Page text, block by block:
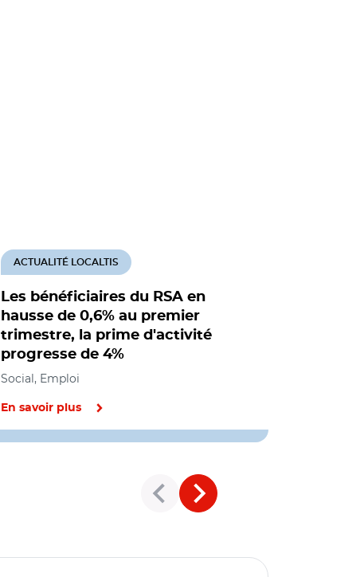
Les bénéficiaires du RSA en
hausse de 0,6% au premier
trimestre, la prime d'activité
progresse de 4%
ACTUALITÉ LOCALTIS
Social, Emploi
En savoir plus